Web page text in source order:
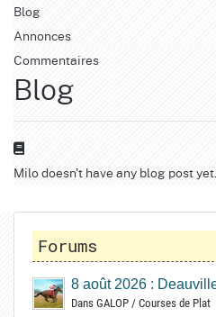
Blog
Annonces
Commentaires
Blog
Milo doesn't have any blog post yet.
Forums
8 août 2026 :
Dans GALOP / Courses de Plat